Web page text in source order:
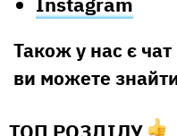
Також у нас є чат
ви можете
ТОП РОЗДІЛУ